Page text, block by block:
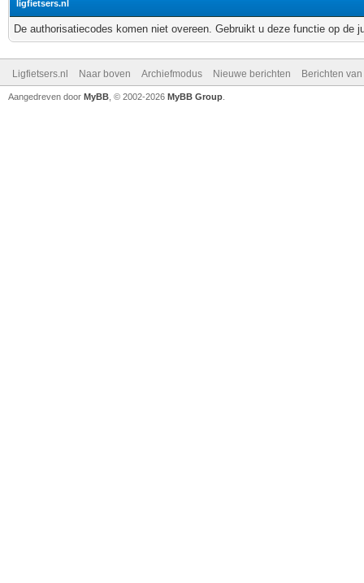
ligfietsers.nl
De authorisatiecodes komen niet overeen. Gebruikt u deze functie op de
Ligfietsers.nl Naar boven Archiefmodus Nieuwe berichten Berichten
Aangedreven door MyBB , © 2002-2026 MyBB Group